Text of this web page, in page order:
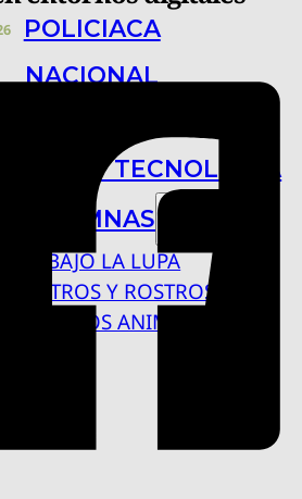
POLICIACA
NACIONAL
Y TECNOLOGÍA
COLUMNAS
BAJO LA LUPA
RASTROS Y ROSTROS
VÍNCULOS ANIMALES